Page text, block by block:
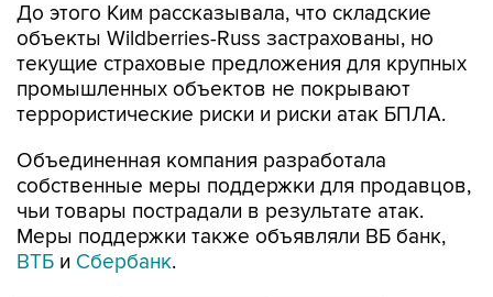
До этого Ким рассказывала, что складские
объекты Wildberries-Russ застрахованы, но
текущие страховые предложения для крупных
промышленных объектов не покрывают
террористические риски и риски атак БПЛА.
Объединенная компания разработала
собственные меры поддержки для продавцов,
чьи товары пострадали в результате атак.
Меры поддержки также объявляли ВБ банк,
ВТБ и Сбербанк.